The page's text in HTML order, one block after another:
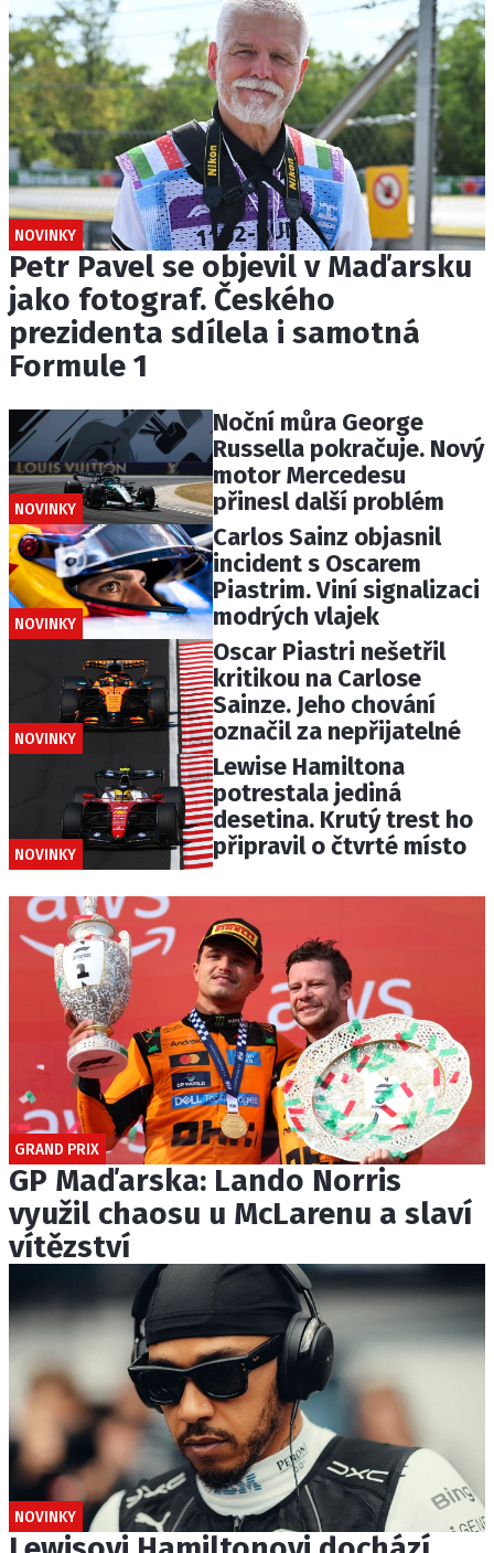
NOVINKY
Petr Pavel se objevil v Maďarsku
jako fotograf. Českého
prezidenta sdílela i samotná
Formule 1
NOVINKY
Noční můra George
Russella pokračuje. Nový
motor Mercedesu
přinesl další problém
NOVINKY
Carlos Sainz objasnil
incident s Oscarem
Piastrim. Viní signalizaci
modrých vlajek
NOVINKY
Oscar Piastri nešetřil
kritikou na Carlose
Sainze. Jeho chování
označil za nepřijatelné
NOVINKY
Lewise Hamiltona
potrestala jediná
desetina. Krutý trest ho
připravil o čtvrté místo
GRAND PRIX
GP Maďarska: Lando Norris
využil chaosu u McLarenu a slaví
vítězství
NOVINKY